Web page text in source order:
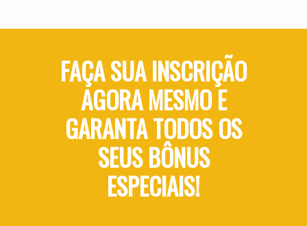
FAÇA SUA INSCRIÇÃO
AGORA MESMO E
GARANTA TODOS OS
SEUS BÔNUS
ESPECIAIS!